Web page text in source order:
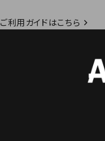
ご利用ガイドはこちら